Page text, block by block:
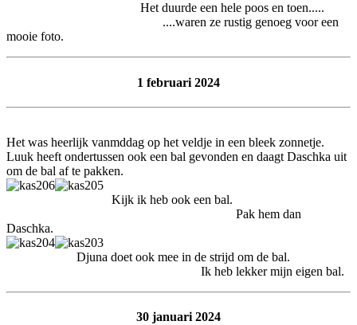
Het duurde een hele poos en toen.....
....waren ze rustig genoeg voor een
mooie foto.
1 februari 2024
Het was heerlijk vanmddag op het veldje in een bleek zonnetje.
Luuk heeft ondertussen ook een bal gevonden en daagt Daschka uit
om de bal af te pakken.
Kijk ik heb ook een bal.
Pak hem dan
Daschka.
Djuna doet ook mee in de strijd om de bal.
Ik heb lekker mijn eigen bal.
30 januari 2024